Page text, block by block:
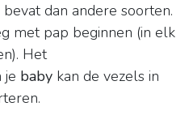
dan andere soorten.
met pap beginnen (in elk
Het
je baby kan de vezels in